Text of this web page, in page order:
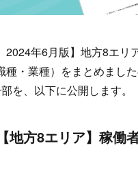
年6月版】地方8エリ
種・業種）をまとめまし
を、以下に公開します。
【地方8エリア】稼働